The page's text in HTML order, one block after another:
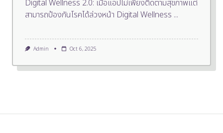
Digital Wellness 2.0: เมื่อแอปไม่เพียงติดตามสุขภาพแต่
สามารถป้องกันโรคได้ล่วงหน้า Digital Wellness ...
Admin Oct 6, 2025